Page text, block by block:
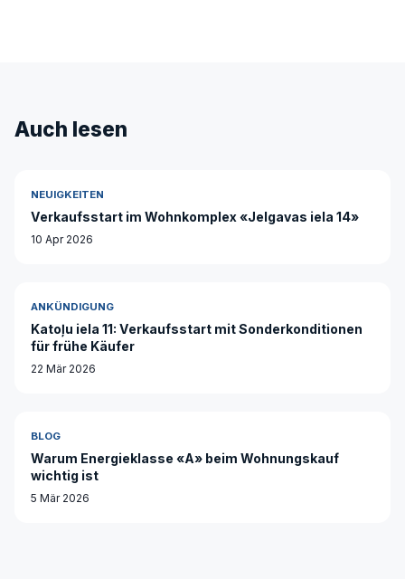
Auch lesen
NEUIGKEITEN
Verkaufsstart im Wohnkomplex «Jelgavas iela 14»
10 Apr 2026
ANKÜNDIGUNG
Katoļu iela 11: Verkaufsstart mit Sonderkonditionen
für frühe Käufer
22 Mär 2026
BLOG
Warum Energieklasse «A» beim Wohnungskauf
wichtig ist
5 Mär 2026